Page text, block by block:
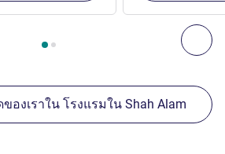
ะกอบการอื่นของเราที่อยู่ใกล้เคียง ถั
ระกอบการอื่นของเราที่อยู่ใกล้เคียง 1 :,
องเราใน โรงแรมใน Shah Alam